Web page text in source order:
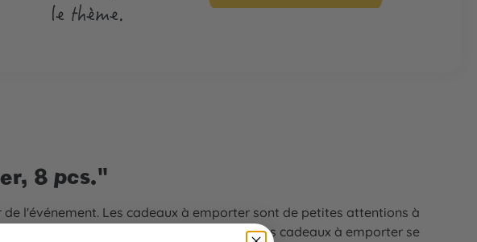
le thème.
8 pcs."
l'événement. Les cadeaux à emporter sont de petites attentions à
de la fête, ou encore de sucreries. Les cadeaux à emporter se